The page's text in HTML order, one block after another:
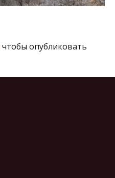
чтобы опубликовать